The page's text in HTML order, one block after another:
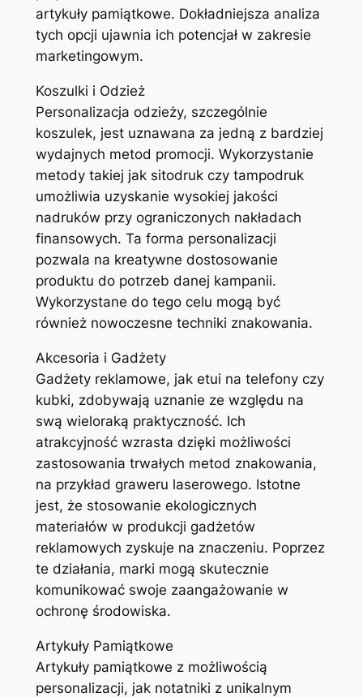
artykuły pamiątkowe. Dokładniejsza analiza
tych opcji ujawnia ich potencjał w zakresie
marketingowym.
Koszulki i Odzież
Personalizacja odzieży, szczególnie
koszulek, jest uznawana za jedną z bardziej
wydajnych metod promocji. Wykorzystanie
metody takiej jak sitodruk czy tampodruk
umożliwia uzyskanie wysokiej jakości
nadruków przy ograniczonych nakładach
finansowych. Ta forma personalizacji
pozwala na kreatywne dostosowanie
produktu do potrzeb danej kampanii.
Wykorzystane do tego celu mogą być
również nowoczesne techniki znakowania.
Akcesoria i Gadżety
Gadżety reklamowe, jak etui na telefony czy
kubki, zdobywają uznanie ze względu na
swą wieloraką praktyczność. Ich
atrakcyjność wzrasta dzięki możliwości
zastosowania trwałych metod znakowania,
na przykład graweru laserowego. Istotne
jest, że stosowanie ekologicznych
materiałów w produkcji gadżetów
reklamowych zyskuje na znaczeniu. Poprzez
te działania, marki mogą skutecznie
komunikować swoje zaangażowanie w
ochronę środowiska.
Artykuły Pamiątkowe
Artykuły pamiątkowe z możliwością
personalizacji, jak notatniki z unikalnym